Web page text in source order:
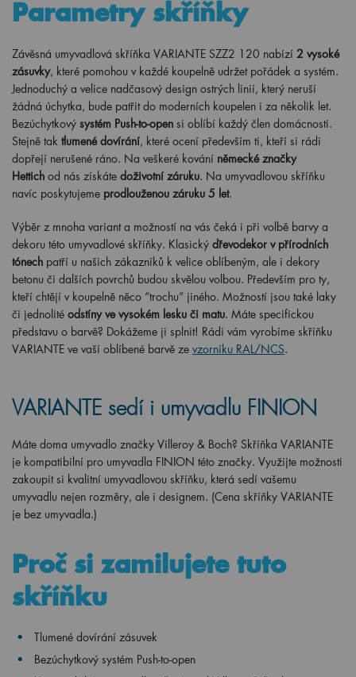
Parametry skříňky
Závěsná umyvadlová skříňka VARIANTE SZZ2 120 nabízí 2 vysoké
zásuvky, které pomohou v každé koupelně udržet pořádek a systém.
Jednoduchý a velice nadčasový design ostrých linií, který neruší
žádná úchytka, bude patřit do moderních koupelen i za několik let.
Bezúchytkový systém Push-to-open si oblíbí každý člen domácnosti.
Stejně tak tlumené dovírání, které ocení především ti, kteří si rádi
dopřejí nerušené ráno. Na veškeré kování německé značky
Hettich od nás získáte doživotní záruku. Na umyvadlovou skříňku
navíc poskytujeme prodlouženou záruku 5 let.
Výběr z mnoha variant a možností na vás čeká i při volbě barvy a
dekoru této umyvadlové skříňky. Klasický dřevodekor v přírodních
tónech patří u našich zákazníků k velice oblíbeným, ale i dekory
betonu či dalších povrchů budou skvělou volbou. Především pro ty,
kteří chtějí v koupelně něco “trochu” jiného. Možností jsou také laky
či jednolité odstíny ve vysokém lesku či matu. Máte specifickou
představu o barvě? Dokážeme ji splnit! Rádi vám vyrobíme skříňku
VARIANTE ve vaší oblíbené barvě ze vzorníku RAL/NCS.
VARIANTE sedí i umyvadlu FINION
Máte doma umyvadlo značky Villeroy & Boch? Skříňka VARIANTE
je kompatibilní pro umyvadla FINION této značky. Využijte možnosti
zakoupit si kvalitní umyvadlovou skříňku, která sedí vašemu
umyvadlu nejen rozměry, ale i designem. (Cena skříňky VARIANTE
je bez umyvadla.)
Proč si zamilujete tuto
skříňku
Tlumené dovírání zásuvek
Bezúchytkový systém Push-to-open